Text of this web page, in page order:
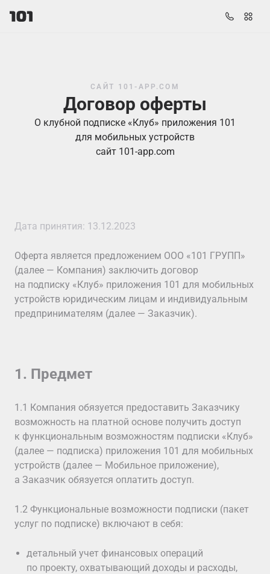
САЙТ 101-APP.COM
Договор оферты
О клубной подписке «Клуб» приложения 101
для мобильных устройств
сайт 101-app.com
Дата принятия: 13.12.2023
Оферта является предложением ООО «101 ГРУПП»
(далее — Компания) заключить договор
на подписку «Клуб» приложения 101 для мобильных
устройств юридическим лицам и индивидуальным
предпринимателям (далее — Заказчик).
1. Предмет
1.1 Компания обязуется предоставить Заказчику
возможность на платной основе получить доступ
к функциональным возможностям подписки «Клуб»
(далее — подписка) приложения 101 для мобильных
устройств (далее — Мобильное приложение),
а Заказчик обязуется оплатить доступ.
1.2 Функциональные возможности подписки (пакет
услуг по подписке) включают в себя:
детальный учет финансовых операций
по проекту, охватывающий доходы и расходы,